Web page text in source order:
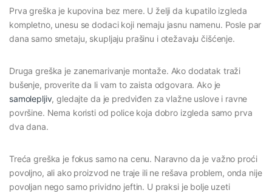
Prva greška je kupovina bez mere. U želji da kupatilo izgleda
kompletno, unesu se dodaci koji nemaju jasnu namenu. Posle par
dana samo smetaju, skupljaju prašinu i otežavaju čišćenje.
Druga greška je zanemarivanje montaže. Ako dodatak traži
bušenje, proverite da li vam to zaista odgovara. Ako je
samolepljiv, gledajte da je predviđen za vlažne uslove i ravne
površine. Nema koristi od police koja dobro izgleda samo prva
dva dana.
Treća greška je fokus samo na cenu. Naravno da je važno proći
povoljno, ali ako proizvod ne traje ili ne rešava problem, onda nije
povoljan nego samo prividno jeftin. U praksi je bolje uzeti